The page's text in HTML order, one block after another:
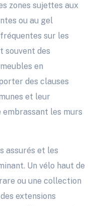
zones sujettes aux
ou au gel
sur les
souvent des
en
des clauses
et leur
embrassant les murs
assurés et les
Un vélo haut de
ou une collection
extensions